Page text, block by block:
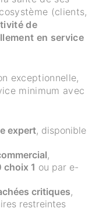
(clients,
de
en service
exceptionnelle,
minimum avec
expert, disponible
,
choix 1 ou par e-
critiques,
restreintes